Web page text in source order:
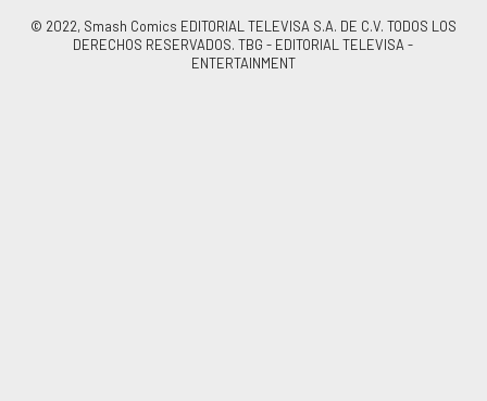
© 2022, Smash Comics EDITORIAL TELEVISA S.A. DE C.V. TODOS LOS
DERECHOS RESERVADOS. TBG - EDITORIAL TELEVISA -
ENTERTAINMENT